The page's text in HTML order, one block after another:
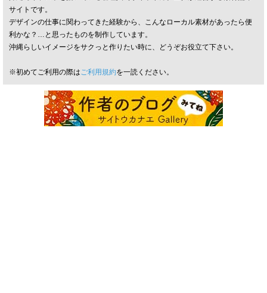
サイトです。
デザインの仕事に関わってきた経験から、こんなローカル素材があったら便
利かな？…と思ったものを制作しています。
沖縄らしいイメージをサクっと作りたい時に、どうぞお役立て下さい。
※初めてご利用の際はご利用規約を一読ください。